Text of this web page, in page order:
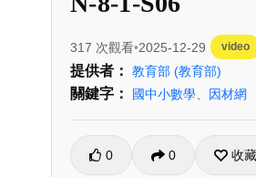
317 次觀看 2025-12-29 video
提供者： 教育部 (教育部)
關鍵字： 國中小數學 因材網
0 0 收藏